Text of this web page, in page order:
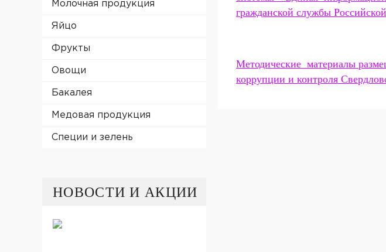
Молочная продукция
Яйцо
Фрукты
Овощи
Бакалея
Медовая продукция
Специи и зелень
НОВОСТИ И АКЦИИ
гражданской службы
Методические материалы
коррупции и контроля